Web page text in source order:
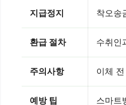
지급정지 착오송
환급 절차 수취인
주의사항 이체
예방 팁 스마트